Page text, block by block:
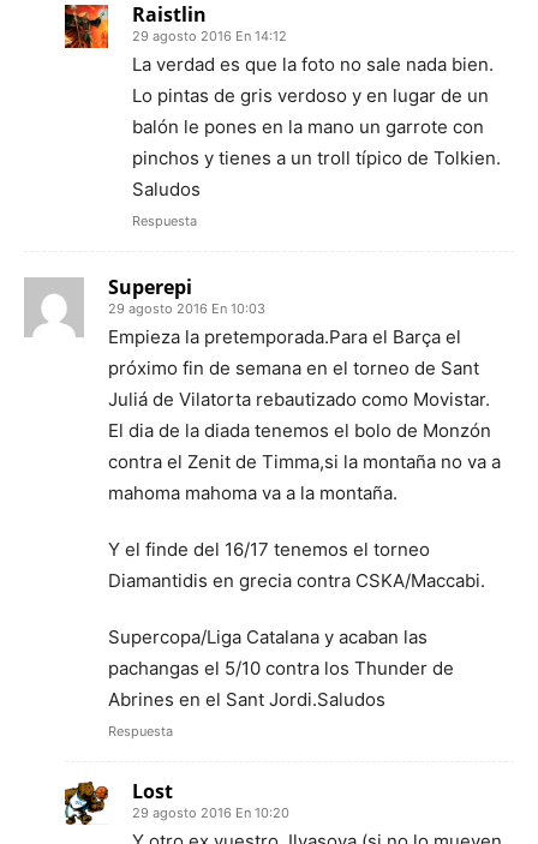
Raistlin
29 agosto 2016 En 14:12
La verdad es que la foto no sale nada bien.
Lo pintas de gris verdoso y en lugar de un
balón le pones en la mano un garrote con
pinchos y tienes a un troll típico de Tolkien.
Saludos
Respuesta
Superepi
29 agosto 2016 En 10:03
Empieza la pretemporada.Para el Barça el
próximo fin de semana en el torneo de Sant
Juliá de Vilatorta rebautizado como Movistar.
El dia de la diada tenemos el bolo de Monzón
contra el Zenit de Timma,si la montaña no va a
mahoma mahoma va a la montaña.
Y el finde del 16/17 tenemos el torneo
Diamantidis en grecia contra CSKA/Maccabi.
Supercopa/Liga Catalana y acaban las
pachangas el 5/10 contra los Thunder de
Abrines en el Sant Jordi.Saludos
Respuesta
Lost
29 agosto 2016 En 10:20